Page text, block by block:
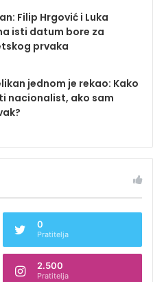
Filip Hrgović i Luka
isti datum bore za
prvaka
jednom je rekao: Kako
nacionalist, ako sam
0
Pratitelja
2.500
Pratitelja